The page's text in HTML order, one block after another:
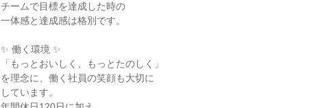
チームで目標を達成した時の
一体感と達成感は格別です。
✨ 働く環境 ✨
「もっとおいしく、もっとたのしく」
を理念に、働く社員の笑顔も大切に
しています。